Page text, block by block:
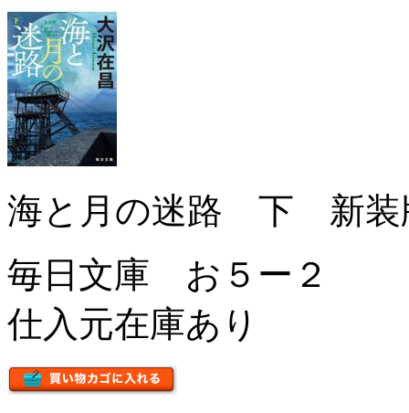
海と月の迷路 下 新装
毎日文庫 お５ー２
仕入元在庫あり